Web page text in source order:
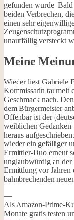
gefunden wurde.
beiden Verbrechen,
einen sehr
unauffällig versteckt
Meine
Wieder liest Gabriele
Kommissarin taumelt
Geschmack nach.
dem Bürgermeister
Offenbar ist der
weiblichen Gedanken
heraus
wieder ein gefälliger
Ermittler-Duo erneut
unglaubwürdig an der
Ermittlung vor Jahren
bahnbrechenden
—
Als Amazon-Prime-
Monate gratis testen